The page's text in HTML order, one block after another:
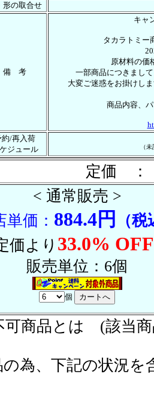
形の取合せ
備 考
キャ
タカラトミー
原材料の価
一部商品につきまし
大変ご迷惑をお掛けし
商品内容、
約/再入荷
ジュール
（
定価 ：
< 通常販売 >
単価： 884.4円
（
価より 33.0%
販売単位：6個
個
可商品とは (該当
の為、下記の状況